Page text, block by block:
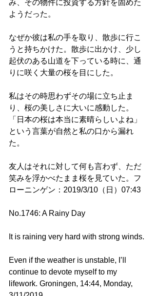
み、その物件に投資する方針を固めた
ようだった。
なぜか彼は私の手を取り、散歩に行こ
うと持ちかけた。散歩に出かけ、少し
起伏のある山道を下っている時に、通
りに咲く大量の桜を目にした。
私はその時思わずその場に立ち止ま
り、桜の美しさに大いに感動した。
「日本の桜は本当に素晴らしいよね」
という言葉が自然と私の口から漏れ
た。
友人はそれに対して何も言わず、ただ
笑みを浮かべたまま桜を見ていた。フ
ローニンゲン：2019/3/10（日）07:43
No.1746: A Rainy Day
It is raining very hard with strong winds.
Even if the weather is unstable, I’ll
continue to devote myself to my
lifework. Groningen, 14:44, Monday,